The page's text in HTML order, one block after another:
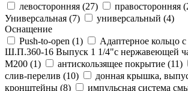
левосторонняя (27) правосторонняя (
Универсальная (7) универсальный (4)
Оснащение
Push-to-open (1)
Адаптерное кольцо
Ш.П.360-16 Выпуск 1 1/4"с нержавеющей
М200 (1) антискользящее покрытие (11)
слив-перелив (10)
донная крышка,
кронштейны (8) импульсная система